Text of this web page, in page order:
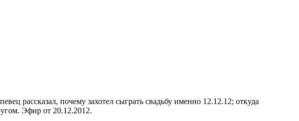
рассказал, почему захотел сыграть свадьбу именно 12.12.12; откуда
Эфир от 20.12.2012.